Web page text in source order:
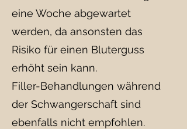
eine Woche abgewartet
werden, da ansonsten das
Risiko für einen Bluterguss
erhöht sein kann.
Filler-Behandlungen während
der Schwangerschaft sind
ebenfalls nicht empfohlen.